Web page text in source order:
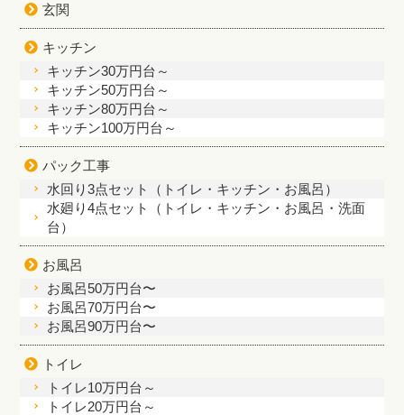
玄関
キッチン
キッチン30万円台～
キッチン50万円台～
キッチン80万円台～
キッチン100万円台～
パック工事
水回り3点セット（トイレ・キッチン・お風呂）
水廻り4点セット（トイレ・キッチン・お風呂・洗面
台）
お風呂
お風呂50万円台〜
お風呂70万円台〜
お風呂90万円台〜
トイレ
トイレ10万円台～
トイレ20万円台～